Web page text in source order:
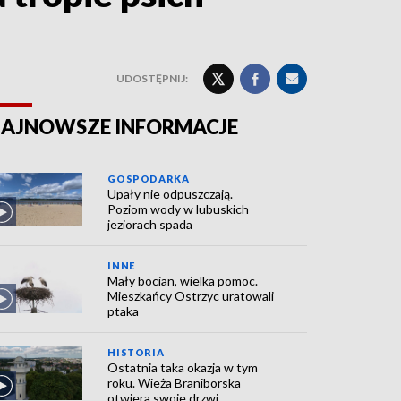
UDOSTĘPNIJ:
INFORMACJE
GOSPODARKA
Upały nie odpuszczają.
Poziom wody w lubuskich
jeziorach spada
INNE
Mały bocian, wielka pomoc.
Mieszkańcy Ostrzyc uratowali
ptaka
HISTORIA
Ostatnia taka okazja w tym
roku. Wieża Braniborska
otwiera swoje drzwi